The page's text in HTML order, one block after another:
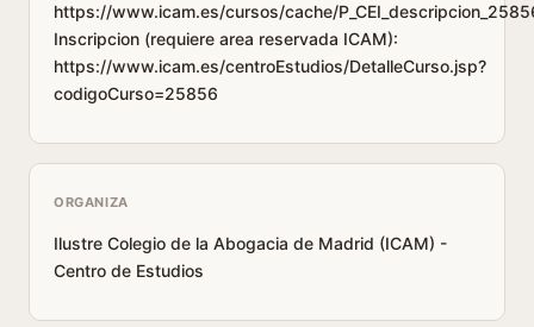
https://www.icam.es/cursos/cache/
Inscripcion (requiere area reservada ICAM):
https://www.icam.es/centroEstudios/DetalleCurso.jsp?
codigoCurso=25856
ORGANIZA
Ilustre Colegio de la Abogacia de Madrid (ICAM) -
Centro de Estudios